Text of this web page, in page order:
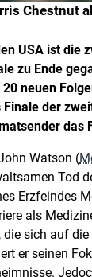
Chestnut
USA ist die
zu Ende
20 neuen
Finale der
das
Watson (
Tod
Erzfeindes
als
die sich auf
er seinen